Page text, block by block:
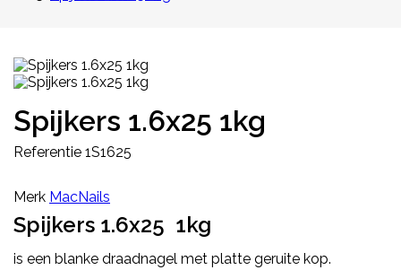
Spijkers 1.6x25 1kg
Referentie 1S1625
Merk MacNails
Spijkers 1.6x25 1kg
is een blanke draadnagel met platte geruite kop.